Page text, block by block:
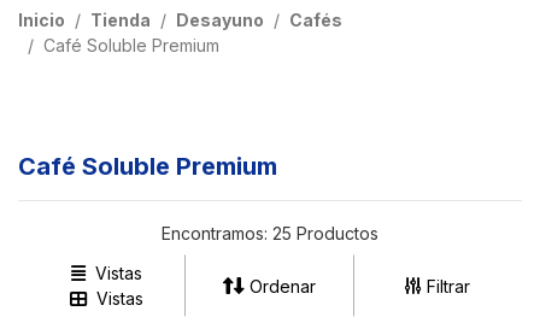
Inicio Tienda Desayuno
Cafés
Café Soluble Premium
Café Soluble Premium
Encontramos: 25 Productos
Vistas
Vistas
Ordenar Filtrar